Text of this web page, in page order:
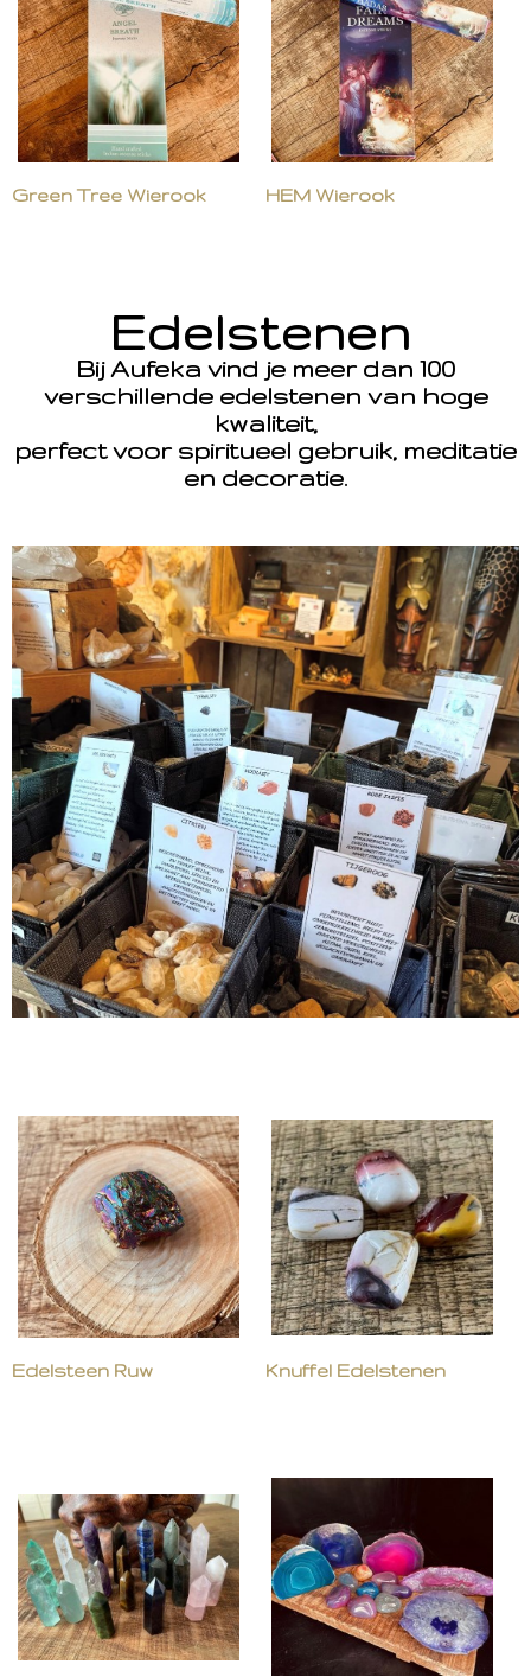
Green Tree Wierook HEM Wierook
Edelstenen
Bij Aufeka vind je meer dan 100
verschillende edelstenen van hoge
kwaliteit,
perfect voor spiritueel gebruik, meditatie
en decoratie.
Edelsteen Ruw Knuffel Edelstenen